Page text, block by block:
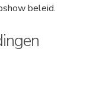
beleid.